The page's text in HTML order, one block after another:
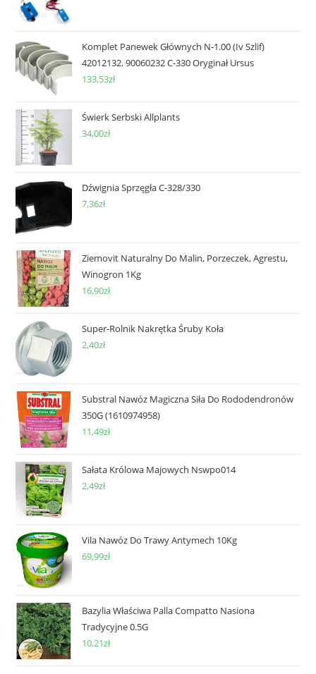
Komplet Panewek Głównych N-1.00 (Iv Szlif)
42012132. 90060232 C-330 Oryginał Ursus
133,53zł
Świerk Serbski Allplants
34,00zł
Dźwignia Sprzęgła C-328/330
7,36zł
Ziemovit Naturalny Do Malin, Porzeczek, Agrestu,
Winogron 1Kg
16,90zł
Super-Rolnik Nakrętka Śruby Koła
2,40zł
Substral Nawóz Magiczna Siła Do Rododendronów
350G (1610974958)
11,49zł
Sałata Królowa Majowych Nswpo014
2,49zł
Vila Nawóz Do Trawy Antymech 10Kg
69,99zł
Bazylia Właściwa Palla Compatto Nasiona
Tradycyjne 0.5G
10,21zł